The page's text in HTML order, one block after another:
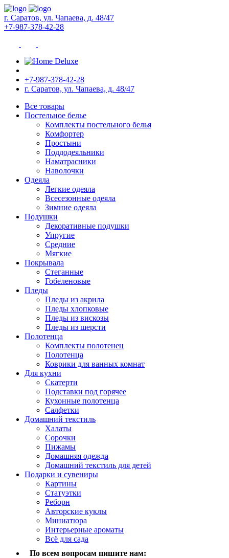
г. Саратов, ул. Чапаева, д. 48/47
+7-987-378-42-28
+7-987-378-42-28
г. Саратов, ул. Чапаева, д. 48/47
Все товары
Постельное белье
Комплекты постельного белья
Комфортер
Простыни
Поддодеяльники
Наматрасники
Наволочки
Одеяла
Легкие одеяла
Всесезонные одеяла
Зимние одеяла
Подушки
Декоративные подушки
Упругие
Средние
Мягкие
Покрывала
Стеганные
Гобеленовые
Пледы
Пледы из акрила
Пледы хлопковые
Пледы из вискозы
Пледы из шерсти
Полотенца
Комплекты полотенец
Полотенца
Коврики для ванных комнат
Для кухни
Скатерти
Подставки под горячее
Кухонные полотенца
Салфетки
Домашний текстиль
Халаты
Сорочки
Пижамы
Домашняя одежда
Домашний текстиль для детей
Подарки и сувениры
Картины
Статуэтки
Реборн
Авторские куклы
Миниатюра
Интерьерные ароматы
Всё для сада
По всем вопросам пишите нам: